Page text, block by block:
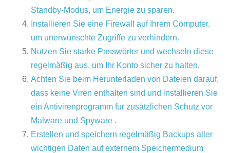
Standby-Modus, um Energie zu sparen.
Installieren Sie eine Firewall auf Ihrem Computer,
um unerwünschte Zugriffe zu verhindern.
Nutzen Sie starke Passwörter und wechseln diese
regelmäßig aus, um Ihr Konto sicher zu halten.
Achten Sie beim Herunterladen von Dateien darauf,
dass keine Viren enthalten sind und installieren Sie
ein Antivirenprogramm für zusätzlichen Schutz vor
Malware und Spyware .
Erstellen und speichern regelmäßig Backups aller
wichtigen Daten auf externem Speichermedium